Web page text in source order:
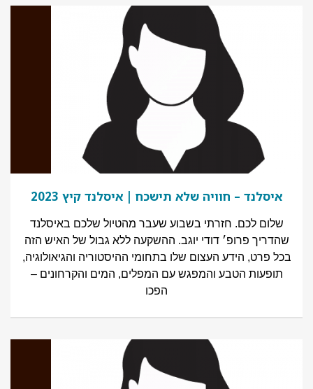
איסלנד – חוויה שלא תישכח | איסלנד קיץ 2023
שלום לכם. חזרתי בשבוע שעבר מהטיול שלכם באיסלנד
שהדריך פרופ׳ דודי יוגב. ההשקעה ללא גבול של האיש הזה
בכל פרט, הידע העצום שלו בתחומי ההיסטוריה והגיאולוגיה,
תופעות הטבע והמפגש עם המפלים, המים והקרחונים –
הפכו